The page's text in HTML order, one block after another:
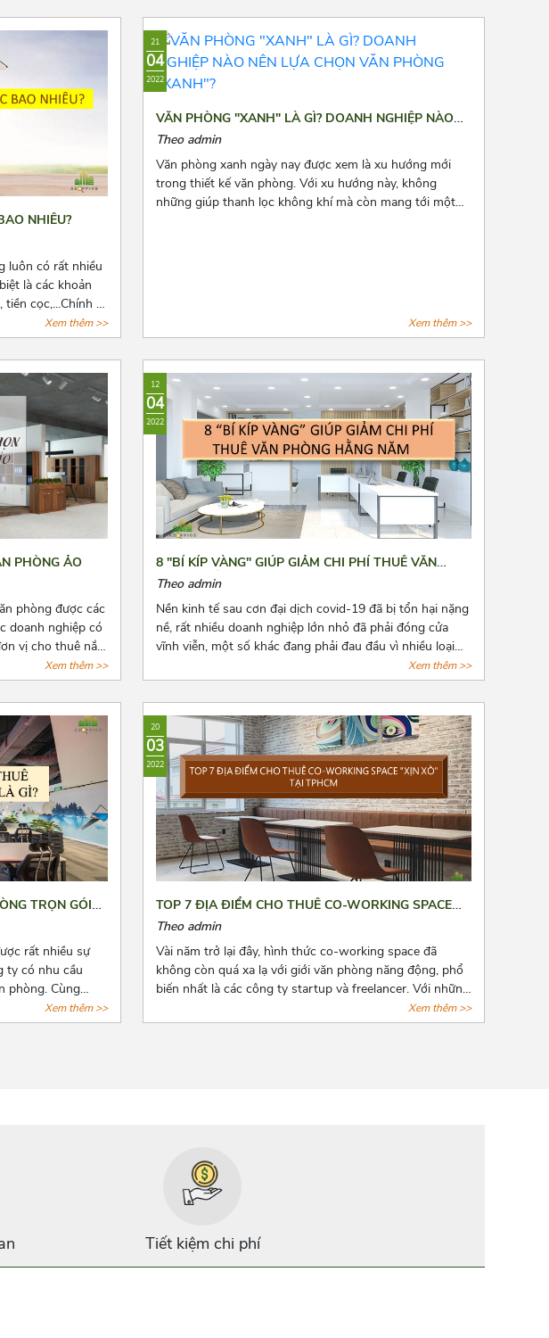
NHIÊU?
luôn có rất nhiều
là các khoản
cọc,...Chính vì
bên thuê cần
hằng tháng,
và cách để lấy lại
có thể xảy ra.
này trong bài
Xem thêm >>
21
04
2022
VĂN PHÒNG "XANH" LÀ GÌ? DOANH NGHIỆP NÀO
NÊN LỰA CHỌN VĂN PHÒNG "XANH"?
Theo admin
Văn phòng xanh ngày nay được xem là xu hướng mới
trong thiết kế văn phòng. Với xu hướng này, không
những giúp thanh lọc không khí mà còn mang tới một
Xem thêm >>
PHÒNG ẢO
phòng được các
doanh nghiệp có
vị cho thuê nắm
rộng cho thuê
là dịch vụ còn
có nhiều điều
sẽ giải đáp
Xem thêm >>
12
04
2022
8 "BÍ KÍP VÀNG" GIÚP GIẢM CHI PHÍ THUÊ VĂN
PHÒNG HẰNG NĂM
Theo admin
Nền kinh tế sau cơn đại dịch covid-19 đã bị tổn hại nặng
nề, rất nhiều doanh nghiệp lớn nhỏ đã phải đóng cửa
vĩnh viễn, một số khác đang phải đau đầu vì nhiều loại
chi phí cố định phải chi trả, trong đó không thể không
nhắc đến chi phí thuê văn phòng, kho bãi,...Bài viết là 8
“bí kíp vàng” mà Azoffice muốn chia sẻ để phần nào
giúp các bạn giảm chi phí thuê văn phòng, giảm bớt nỗi
lo cho các doanh nghiệp.
Xem thêm >>
TRỌN GÓI
rất nhiều sự
ty có nhu cầu
phòng. Cùng
văn phòng
Xem thêm >>
20
03
2022
TOP 7 ĐỊA ĐIỂM CHO THUÊ CO-WORKING SPACE
“XỊN XÒ” TẠI TPHCM
Theo admin
Vài năm trở lại đây, hình thức co-working space đã
không còn quá xa lạ với giới văn phòng năng động, phổ
biến nhất là các công ty startup và freelancer. Với những
tiện ích cơ bản của giới văn phòng, hình thức này còn
đặt biệt chú trọng đến không gian tạo nguồn cảm hứng
Xem thêm >>
Tiết kiệm chi phí